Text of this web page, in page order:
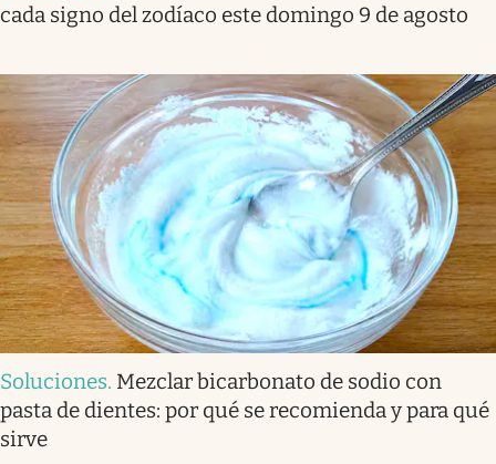
cada signo del zodíaco este domingo 9 de agosto
Soluciones. Mezclar bicarbonato de sodio con
pasta de dientes: por qué se recomienda y para qué
sirve